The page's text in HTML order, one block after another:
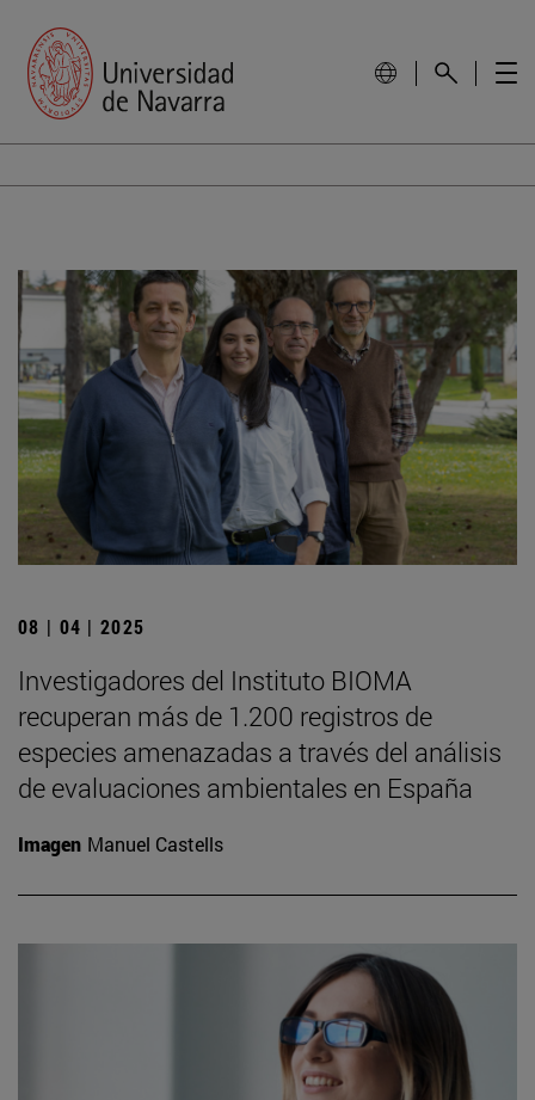
08 | 04 | 2025
Investigadores del Instituto BIOMA
recuperan más de 1.200 registros de
especies amenazadas a través del análisis
de evaluaciones ambientales en España
Imagen Manuel Castells